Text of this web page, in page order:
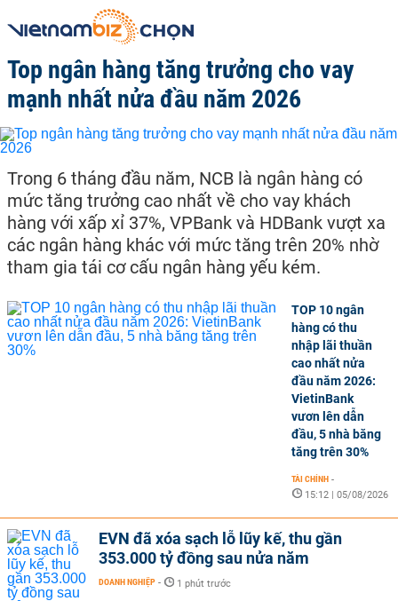
Top ngân hàng tăng trưởng cho vay
mạnh nhất nửa đầu năm 2026
Trong 6 tháng đầu năm, NCB là ngân hàng có
mức tăng trưởng cao nhất về cho vay khách
hàng với xấp xỉ 37%, VPBank và HDBank vượt xa
các ngân hàng khác với mức tăng trên 20% nhờ
tham gia tái cơ cấu ngân hàng yếu kém.
TOP 10 ngân
hàng có thu
nhập lãi thuần
cao nhất nửa
đầu năm 2026:
VietinBank
vươn lên dẫn
đầu, 5 nhà băng
tăng trên 30%
TÀI CHÍNH -
15:12 | 05/08/2026
EVN đã xóa sạch lỗ lũy kế, thu gần
353.000 tỷ đồng sau nửa năm
DOANH NGHIỆP - 1 phút trước